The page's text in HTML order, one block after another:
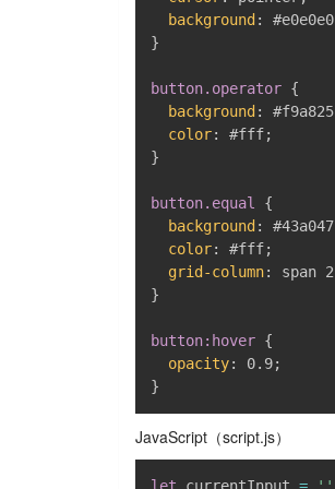
background : #e0e0e0
}
button.operator {
background : #f9a825
color: #fff;
}
button.equal
{
background : #43a047
color: #fff;
grid-column: span 2
}
button:hover {
opacity: 0.9;
}
JavaScript（script.js）